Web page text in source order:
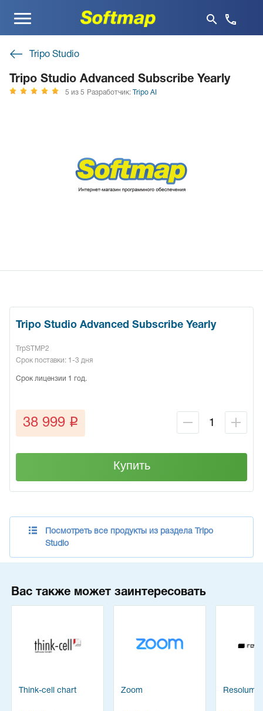
Меню
Tripo Studio
Tripo Studio Advanced Subscribe Yearly
5 из 5 Разработчик: Tripo AI
Tripo Studio Advanced Subscribe Yearly
TrpSTMP2
Срок поставки: 1-3 дня
Срок лицензии 1 год.
38 999 q
Купить
Посмотреть все продукты из раздела Tripo
Studio
Вас также может заинтересовать
Think-cell chart Zoom Resolume